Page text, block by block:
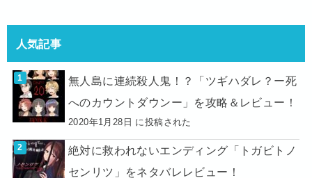
人気記事
無人島に連続殺人鬼！？「ツギハダレ？ー死
へのカウントダウンー」を攻略＆レビュー！
2020年1月28日 に投稿された
絶対に救われないエンディング「トガビトノ
センリツ」をネタバレレビュー！